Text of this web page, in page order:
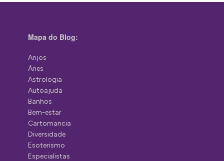
Mapa do Blog:
Anjos
Áries
Astrologia
Autoajuda
Banhos
Bem-estar
Cartomancia
Diversidade
Esoterismo
Especialistas